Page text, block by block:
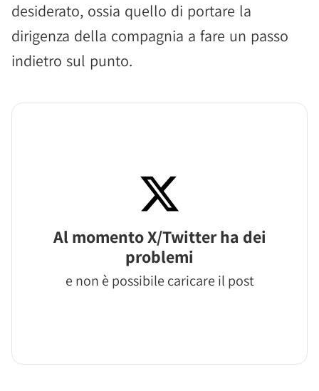
desiderato, ossia quello di portare la
dirigenza della compagnia a fare un passo
indietro sul punto.
Al momento X/Twitter ha dei
problemi
e non è possibile caricare il post